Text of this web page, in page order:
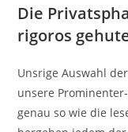
Die
rigoros
Unsrige Auswahl
unsere
genau so wie die